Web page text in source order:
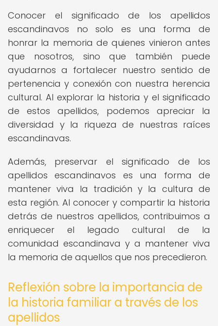
Conocer el significado de los apellidos
escandinavos no solo es una forma de
honrar la memoria de quienes vinieron antes
que nosotros, sino que también puede
ayudarnos a fortalecer nuestro sentido de
pertenencia y conexión con nuestra herencia
cultural. Al explorar la historia y el significado
de estos apellidos, podemos apreciar la
diversidad y la riqueza de nuestras raíces
escandinavas.
Además, preservar el significado de los
apellidos escandinavos es una forma de
mantener viva la tradición y la cultura de
esta región. Al conocer y compartir la historia
detrás de nuestros apellidos, contribuimos a
enriquecer el legado cultural de la
comunidad escandinava y a mantener viva
la memoria de aquellos que nos precedieron.
Reflexión sobre la importancia de
la historia familiar a través de los
apellidos